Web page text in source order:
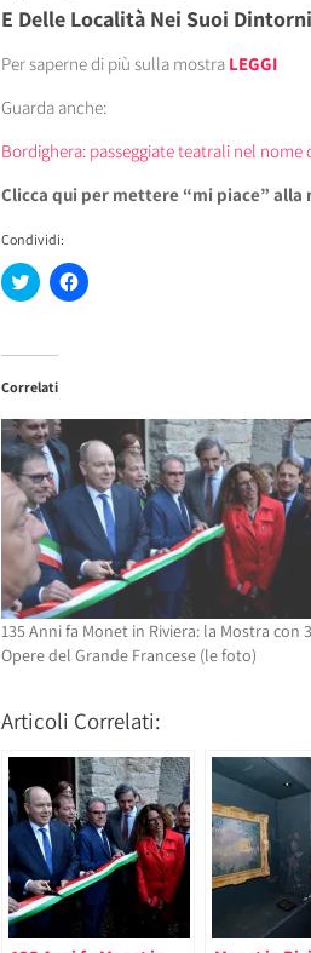
E Delle Località Nei Suoi
Per saperne di più sulla mostraLEGGI
Guarda anche:
Bordighera: passeggiate teatrali nel nome
Clicca qui per mettere “mi piace”
Condividi:
Fai
clic
su
(Si
in
una
nuova
finestra)
Fai
clic
una
nuova
finestra)
Correlati
135 Anni fa Monet in Riviera: la Mostra con 3
Opere del Grande Francese (le foto)
Articoli Correlati: